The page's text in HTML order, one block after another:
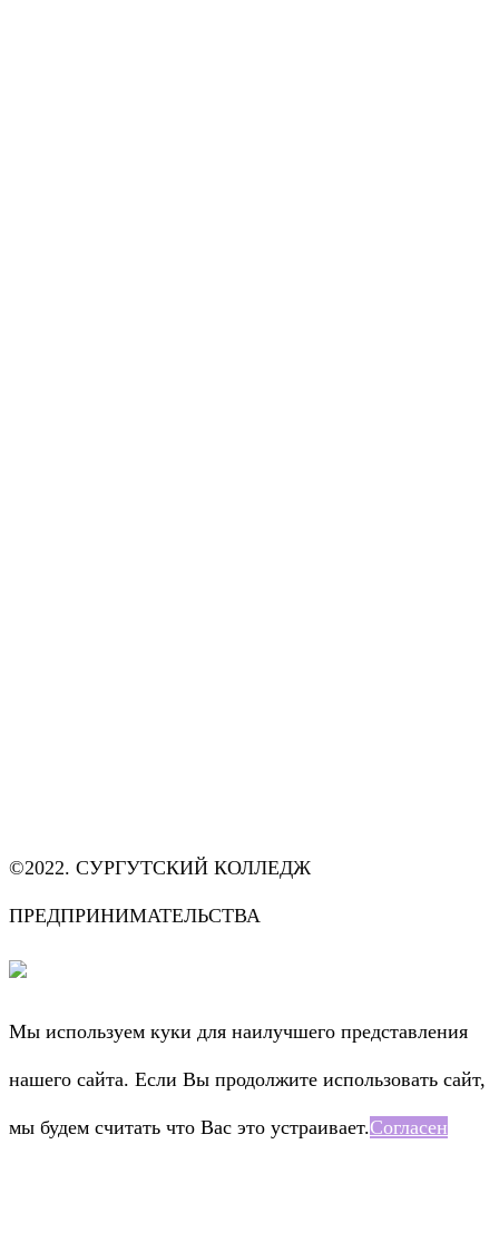
©2022. СУРГУТСКИЙ КОЛЛЕДЖ
ПРЕДПРИНИМАТЕЛЬСТВА
Мы используем куки для наилучшего представления
нашего сайта. Если Вы продолжите использовать сайт,
мы будем считать что Вас это устраивает.Согласен